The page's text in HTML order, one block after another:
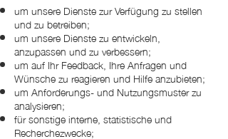
um unsere Dienste zur Verfügung zu stellen
und zu betreiben;
um unsere Dienste zu entwickeln,
anzupassen und zu verbessern;
um auf Ihr Feedback, Ihre Anfragen und
Wünsche zu reagieren und Hilfe anzubieten;
um Anforderungs- und Nutzungsmuster zu
analysieren;
für sonstige interne, statistische und
Recherchezwecke;